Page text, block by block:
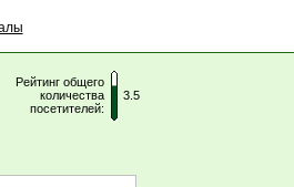
Рейтинг общего
количества
посетителей:
3.5